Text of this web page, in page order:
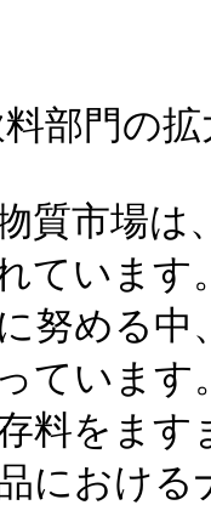
部門の拡
質市場は
ていま
努める
ていま
料をま
におけ